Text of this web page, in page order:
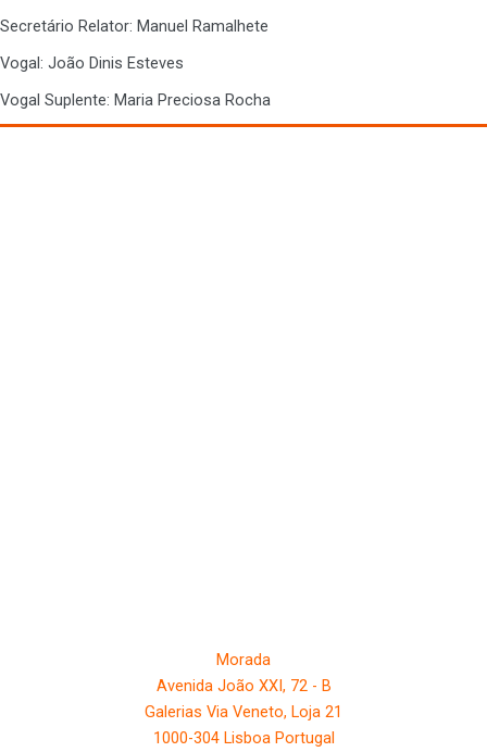
Secretário Relator: Manuel Ramalhete
Vogal: João Dinis Esteves
Vogal Suplente: Maria Preciosa Rocha
Morada
Avenida João XXI, 72 - B
Galerias Via Veneto, Loja 21
1000-304 Lisboa Portugal